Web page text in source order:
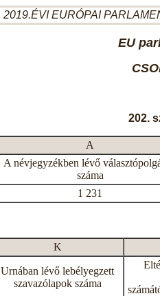
2019.ÉVI EURÓPAI
EU
202.
A
A névjegyzékben lévő
száma
1 231
K
Urnában lévő lebélyegzett
szavazólapok száma